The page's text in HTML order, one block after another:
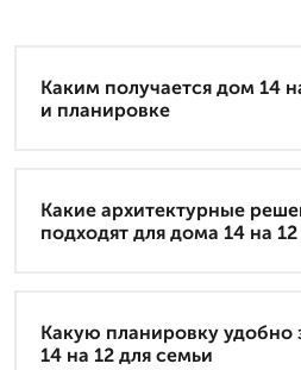
Каким получается дом 14
и планировке
Какие архитектурные
подходят для дома 14 на 12
Какую планировку удобно
14 на 12 для семьи